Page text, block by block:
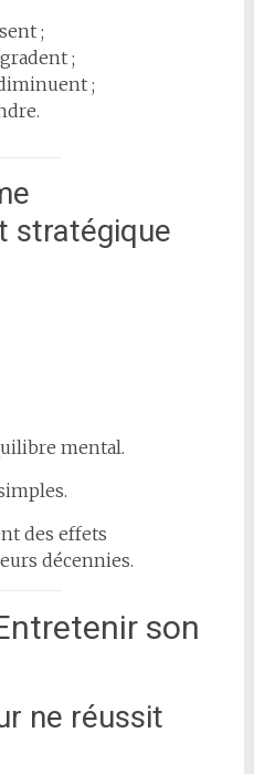
;
;
;
stratégique
mental.
des effets
décennies.
son
ne réussit